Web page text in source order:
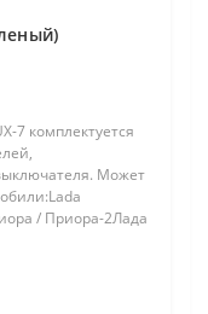
7 комплектуется
Может
/ Приора-2Лада